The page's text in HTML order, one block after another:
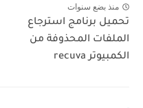
منذ بضع سنوات
تحميل برنامج استرجاع
الملفات المحذوفة من
الكمبيوتر recuva